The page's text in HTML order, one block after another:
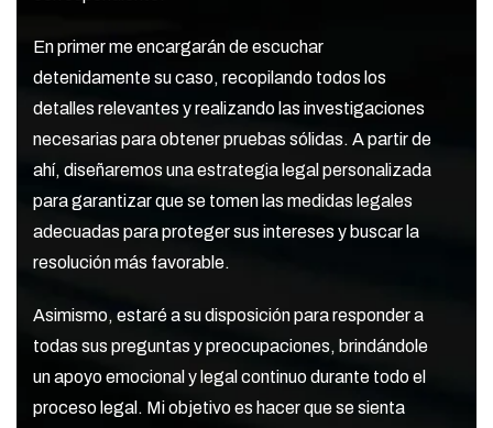
En primer me encargarán de escuchar
detenidamente su caso, recopilando todos los
detalles relevantes y realizando las investigaciones
necesarias para obtener pruebas sólidas. A partir de
ahí, diseñaremos una estrategia legal personalizada
para garantizar que se tomen las medidas legales
adecuadas para proteger sus intereses y buscar la
resolución más favorable.
Asimismo, estaré a su disposición para responder a
todas sus preguntas y preocupaciones, brindándole
un apoyo emocional y legal continuo durante todo el
proceso legal. Mi objetivo es hacer que se sienta